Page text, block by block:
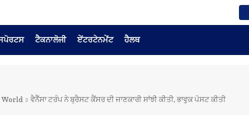
ਟੈਕਨਾਲੋਜੀ ਏਂਟਰਟੇਨਮੇਂਟ ਹੈਲਥ
World ਵੈਨੈੱਸਾ ਟਰੰਪ ਨੇ ਬ੍ਰੈਸਟ ਕੈਂਸਰ ਦੀ ਜਾਣਕਾਰੀ ਸਾਂਝੀ ਕੀਤੀ, ਭਾਵੁਕ ਪੋਸਟ ਕੀਤੀ